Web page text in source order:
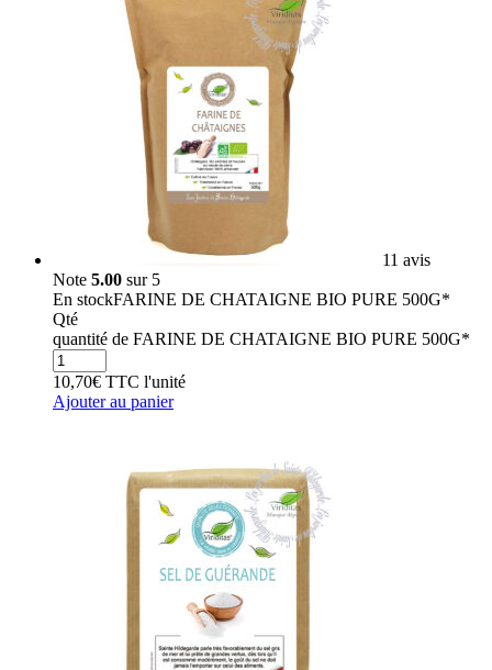
11 avis
Note 5.00 sur 5
En stockFARINE DE CHATAIGNE BIO PURE 500G*
Qté
quantité de FARINE DE CHATAIGNE BIO PURE 500G*
10,70€ TTC l'unité
Ajouter au panier